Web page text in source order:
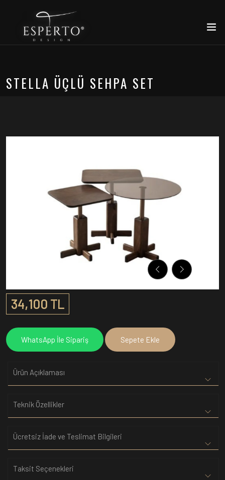
STELLA ÜÇLÜ SEHPA SET
34,100 TL
WhatsApp İle Sipariş Sepete Ekle
Ürün Açıklaması
Teknik Özellikler
Ücretsiz İade ve Teslimat Bilgileri
Taksit Seçenekleri